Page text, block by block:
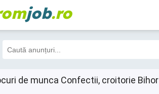
job.ro
de munca Confectii, croitorie Bihor
Filtre 4 Toate
2